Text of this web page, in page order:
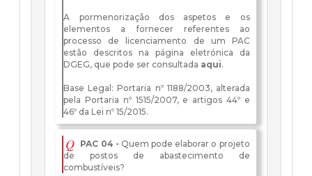
A pormenorização dos aspetos e os
elementos a fornecer referentes ao
processo de licenciamento de um PAC
estão descritos na página eletrónica da
DGEG, que pode ser consultada aqui.
Base Legal: Portaria nº 1188/2003, alterada
pela Portaria nº 1515/2007, e artigos 44º e
46º da Lei nº 15/2015.
Q PAC 04 - Quem pode elaborar o projeto
de postos de abastecimento de
combustíveis?